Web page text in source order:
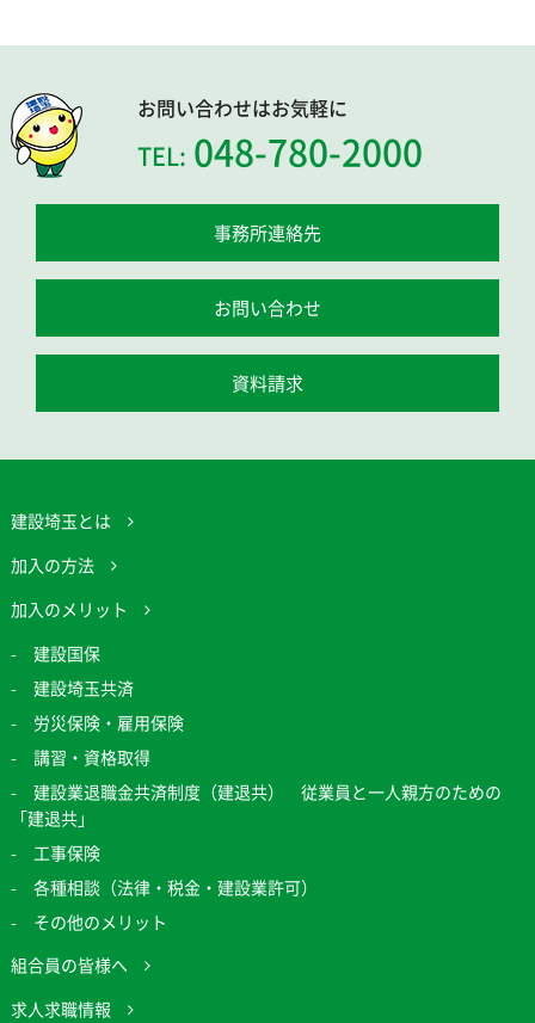
お問い合わせはお気軽に
TEL: 048-780-2000
事務所連絡先
お問い合わせ
資料請求
建設埼玉とは
加入の方法
加入のメリット
建設国保
建設埼玉共済
労災保険・雇用保険
講習・資格取得
建設業退職金共済制度（建退共） 従業員と一人親方のための
「建退共」
工事保険
各種相談（法律・税金・建設業許可）
その他のメリット
組合員の皆様へ
求人求職情報